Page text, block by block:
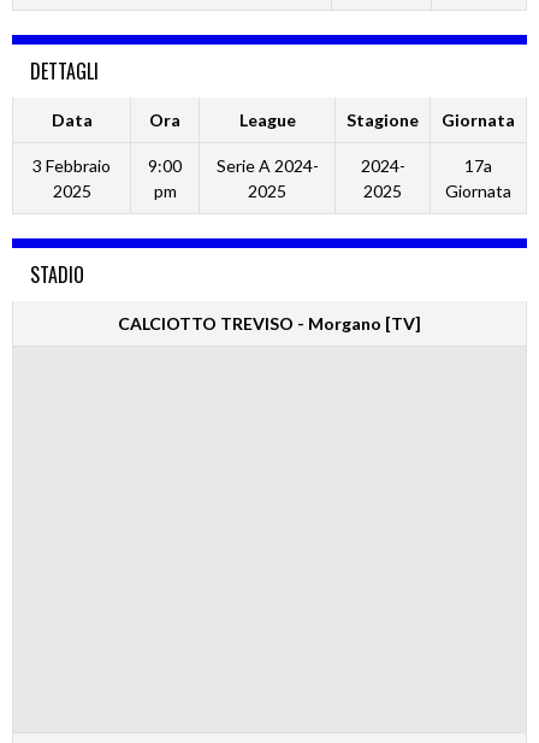
DETTAGLI
Data Ora League Stagione Giornata
3 Febbraio
2025
9:00
pm
Serie A 2024-
2025
2024-
2025
17a
Giornata
STADIO
CALCIOTTO TREVISO - Morgano [TV]